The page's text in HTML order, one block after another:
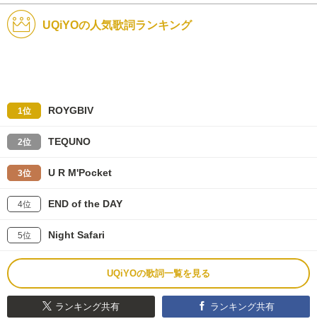
UQiYOの人気歌詞ランキング
1位 ROYGBIV
2位 TEQUNO
3位 U R M'Pocket
4位 END of the DAY
5位 Night Safari
UQiYOの歌詞一覧を見る
ランキング共有 ランキング共有